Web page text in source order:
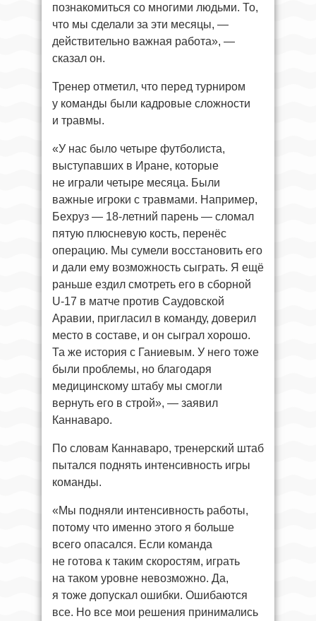
познакомиться со многими людьми. То,
что мы сделали за эти месяцы, —
действительно важная работа», —
сказал он.
Тренер отметил, что перед турниром
у команды были кадровые сложности
и травмы.
«У нас было четыре футболиста,
выступавших в Иране, которые
не играли четыре месяца. Были
важные игроки с травмами. Например,
Бехруз — 18-летний парень — сломал
пятую плюсневую кость, перенёс
операцию. Мы сумели восстановить его
и дали ему возможность сыграть. Я ещё
раньше ездил смотреть его в сборной
U-17 в матче против Саудовской
Аравии, пригласил в команду, доверил
место в составе, и он сыграл хорошо.
Та же история с Ганиевым. У него тоже
были проблемы, но благодаря
медицинскому штабу мы смогли
вернуть его в строй», — заявил
Каннаваро.
По словам Каннаваро, тренерский штаб
пытался поднять интенсивность игры
команды.
«Мы подняли интенсивность работы,
потому что именно этого я больше
всего опасался. Если команда
не готова к таким скоростям, играть
на таком уровне невозможно. Да,
я тоже допускал ошибки. Ошибаются
все. Но все мои решения принимались